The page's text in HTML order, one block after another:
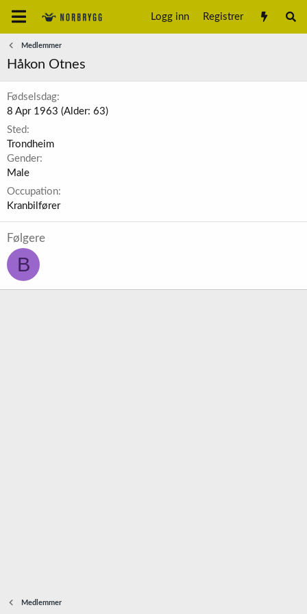
Logg inn Registrer
Medlemmer
Håkon Otnes
Fødselsdag
8 Apr 1963 (Alder: 63)
Sted
Trondheim
Gender
Male
Occupation
Kranbilfører
Følgere
B
Medlemmer